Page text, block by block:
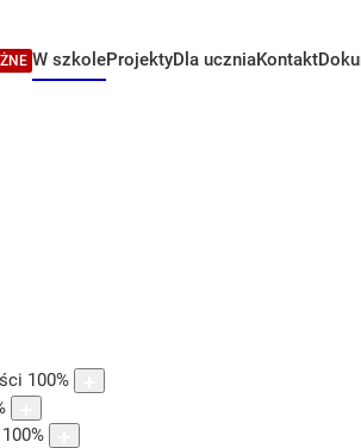
100%
100%
W szkoleProjektyDla uczniaKontakt